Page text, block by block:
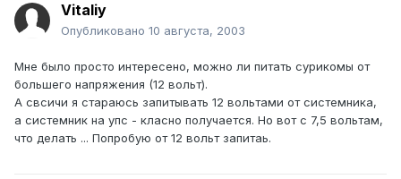
Vitaliy
Опубликовано 10 августа, 2003
Мне было просто интересено, можно ли питать сурикомы от
большего напряжения (12 вольт).
А свсичи я стараюсь запитывать 12 вольтами от системника,
а системник на упс - класно получается. Но вот с 7,5 вольтам,
что делать ... Попробую от 12 вольт запитаь.